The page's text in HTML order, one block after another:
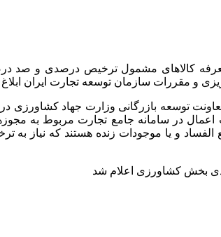
تصویر نامه شماره ۳۴۲۶۷۵ تاریخ ۱۴۰۳/۱۱/۰۱ سرپرست محترم معاونت
۵۷۸ ردیف کالا در قالب قابل اکسل جهت اعمال در سامانه
شامل کالاهای سریع الفساد و یا موجودات زنده